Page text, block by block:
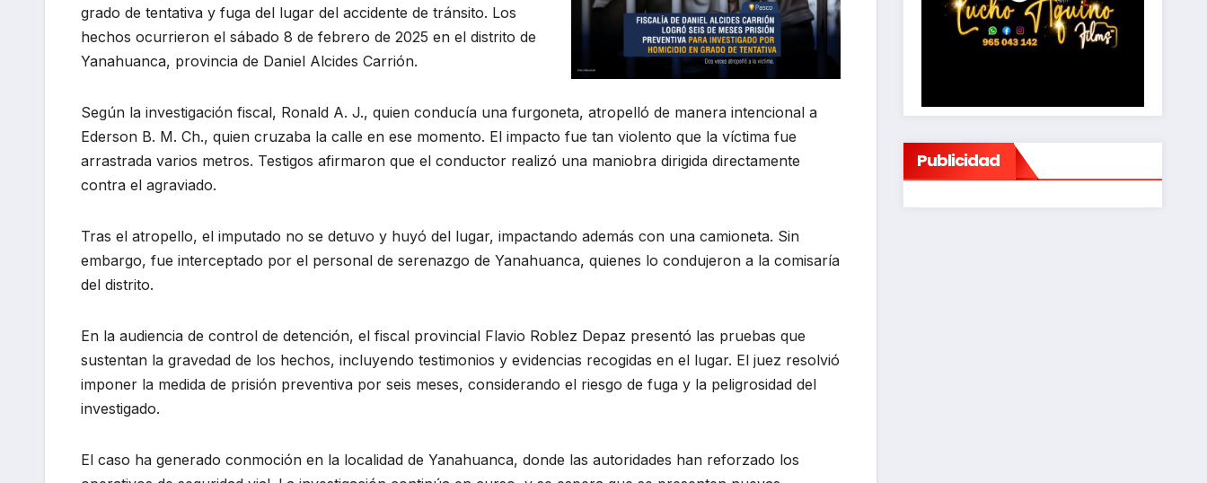
grado de tentativa y fuga del lugar del accidente de tránsito. Los
hechos ocurrieron el sábado 8 de febrero de 2025 en el distrito de
Yanahuanca, provincia de Daniel Alcides Carrión.
Según la investigación fiscal, Ronald A. J., quien conducía una furgoneta, atropelló de manera intencional a
Ederson B. M. Ch., quien cruzaba la calle en ese momento. El impacto fue tan violento que la víctima fue
arrastrada varios metros. Testigos afirmaron que el conductor realizó una maniobra dirigida directamente
contra el agraviado.
Tras el atropello, el imputado no se detuvo y huyó del lugar, impactando además con una camioneta. Sin
embargo, fue interceptado por el personal de serenazgo de Yanahuanca, quienes lo condujeron a la comisaría
del distrito.
En la audiencia de control de detención, el fiscal provincial Flavio Roblez Depaz presentó las pruebas que
sustentan la gravedad de los hechos, incluyendo testimonios y evidencias recogidas en el lugar. El juez resolvió
imponer la medida de prisión preventiva por seis meses, considerando el riesgo de fuga y la peligrosidad del
investigado.
El caso ha generado conmoción en la localidad de Yanahuanca, donde las autoridades han reforzado los
Publicidad